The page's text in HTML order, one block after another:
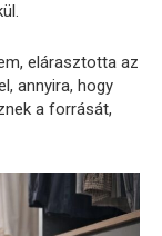
elárasztotta az
annyira, hogy
a forrását,